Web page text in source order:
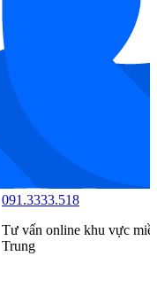
091.3333.518
Tư vấn online khu vực
Trung